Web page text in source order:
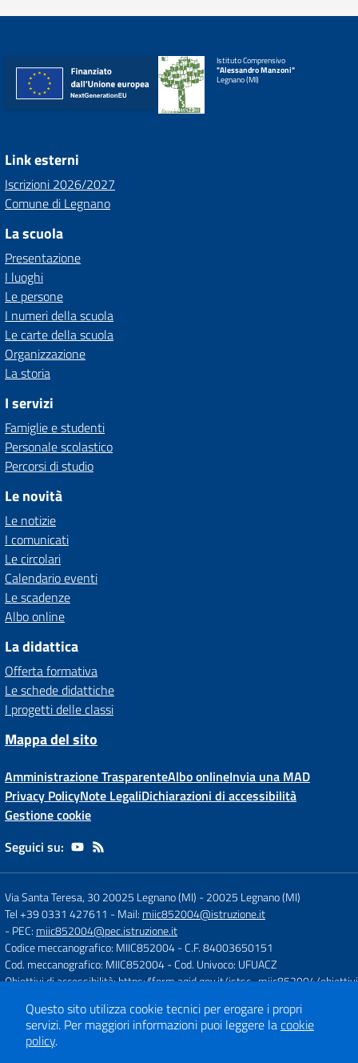
Istituto Comprensivo
"Alessandro Manzoni"
Legnano (MI)
Link esterni
Iscrizioni 2026/2027
Comune di Legnano
La scuola
Presentazione
I luoghi
Le persone
I numeri della scuola
Le carte della scuola
Organizzazione
La storia
I servizi
Famiglie e studenti
Personale scolastico
Percorsi di studio
Le novità
Le notizie
I comunicati
Le circolari
Calendario eventi
Le scadenze
Albo online
La didattica
Offerta formativa
Le schede didattiche
I progetti delle classi
Mappa del sito
Amministrazione TrasparenteAlbo onlineInvia una MAD
Privacy PolicyNote LegaliDichiarazioni di accessibilità
Gestione cookie
Seguici su:
Via Santa Teresa, 30 20025 Legnano (MI) -20025 Legnano (MI)
Tel +39 0331 427611 - Mail: miic852004@istruzione.it
- PEC: miic852004@pec.istruzione.it
Codice meccanografico: MIIC852004- C.F. 84003650151
Cod. meccanografico: MIIC852004- Cod. Univoco: UFUACZ
Obiettivi di accessibilità:https://form.agid.gov.it/istsc_miic852004/obiettivi
Concept & Design by
Designers Italia
Questo sito utilizza cookie tecnici per erogare i propri
servizi. Per maggiori informazioni puoi leggere lacookie
policy.